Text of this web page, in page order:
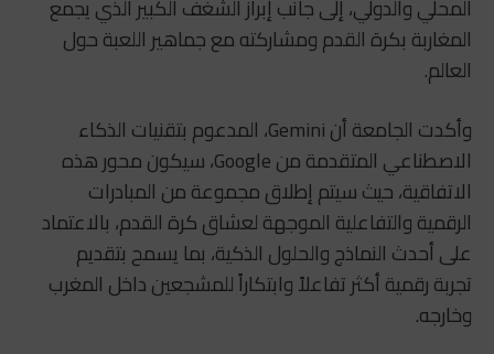
المحلي والدولي، إلى جانب إبراز الشغف الكبير الذي يجمع
المغاربة بكرة القدم ومشاركته مع جماهير اللعبة حول
العالم.
وأكدت الجامعة أن Gemini، المدعوم بتقنيات الذكاء
الاصطناعي المتقدمة من Google، سيكون محور هذه
الاتفاقية، حيث سيتم إطلاق مجموعة من المبادرات
الرقمية والتفاعلية الموجهة لعشاق كرة القدم، بالاعتماد
على أحدث النماذج والحلول الذكية، بما يسمح بتقديم
تجربة رقمية أكثر تفاعلاً وابتكاراً للمشجعين داخل المغرب
وخارجه.